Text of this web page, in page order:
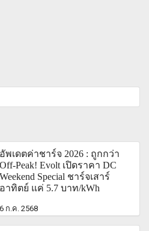
อัพเดตค่าชาร์จ 2026 : ถูกกว่า
Off-Peak! Evolt เปิดราคา DC
Weekend Special ชาร์จเสาร์
อาทิตย์ แค่ 5.7 บาท/kWh
6 ก.ค. 2568